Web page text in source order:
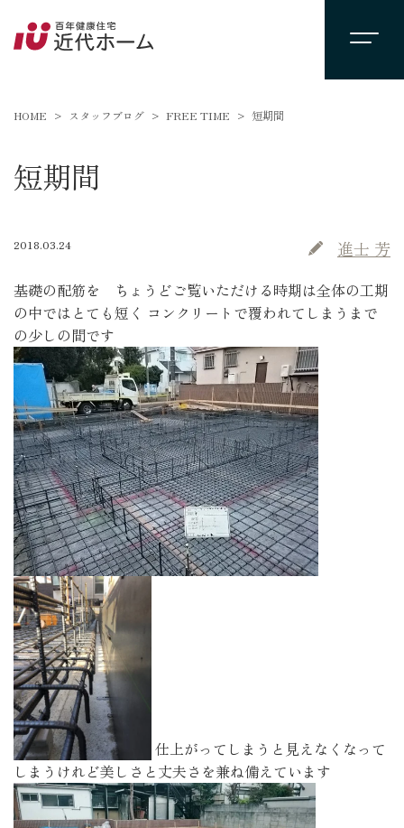
HOME スタッフブログ FREE TIME 短期間
短期間
2018.03.24 進士 芳
基礎の配筋を ちょうどご覧いただける時期は全体の工期
の中ではとても短く コンクリートで覆われてしまうまで
の少しの間です
仕上がってしまうと見えなくなって
しまうけれど美しさと丈夫さを兼ね備えています